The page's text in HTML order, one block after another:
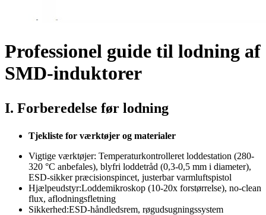
Professionel guide til lodning af
SMD-induktorer
I. Forberedelse før lodning
Tjekliste for værktøjer og materialer
Vigtige værktøjer: Temperaturkontrolleret loddestation (280-
320 °C anbefales), blyfri loddetråd (0,3-0,5 mm i diameter),
ESD-sikker præcisionspincet, justerbar varmluftspistol
Hjælpeudstyr:Loddemikroskop (10-20x forstørrelse), no-clean
flux, aflodningsfletning
Sikkerhed:ESD-håndledsrem, røgudsugningssystem